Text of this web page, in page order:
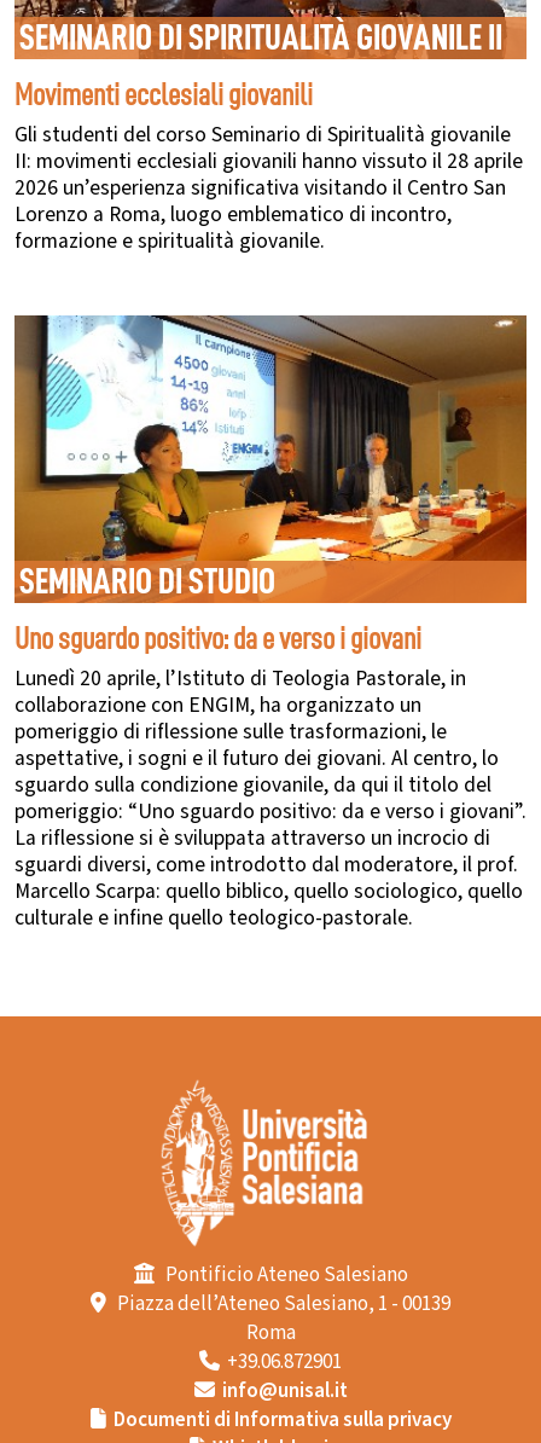
SEMINARIO DI SPIRITUALITÀ GIOVANILE II
Movimenti ecclesiali giovanili
Gli studenti del corso Seminario di Spiritualità giovanile
II: movimenti ecclesiali giovanili hanno vissuto il 28 aprile
2026 un’esperienza significativa visitando il Centro San
Lorenzo a Roma, luogo emblematico di incontro,
formazione e spiritualità giovanile.
SEMINARIO DI STUDIO
Uno sguardo positivo: da e verso i giovani
Lunedì 20 aprile, l’Istituto di Teologia Pastorale, in
collaborazione con ENGIM, ha organizzato un
pomeriggio di riflessione sulle trasformazioni, le
aspettative, i sogni e il futuro dei giovani. Al centro, lo
sguardo sulla condizione giovanile, da qui il titolo del
pomeriggio: “Uno sguardo positivo: da e verso i giovani”.
La riflessione si è sviluppata attraverso un incrocio di
sguardi diversi, come introdotto dal moderatore, il prof.
Marcello Scarpa: quello biblico, quello sociologico, quello
culturale e infine quello teologico-pastorale.
Pontificio Ateneo Salesiano
Piazza dell’Ateneo Salesiano, 1 - 00139
Roma
+39.06.872901
info@unisal.it
Documenti di Informativa sulla privacy